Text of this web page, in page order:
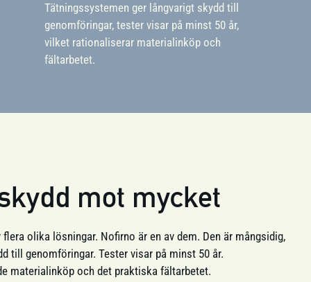
Tätningssystemen ger långvarigt skydd till
genomföringar, tester visar på minst 50 år,
vilket rationaliserar materialinköp och
fältarbetet.
mot mycket
olika lösningar. Nofirno är en av dem. Den är mångsidig,
till genomföringar. Tester visar på minst 50 år.
materialinköp och det praktiska fältarbetet.